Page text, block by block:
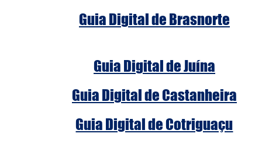
Guia Digital de Brasnorte
Guia Digital de Juína
Guia Digital de Castanheira
Guia Digital de Cotriguaçu